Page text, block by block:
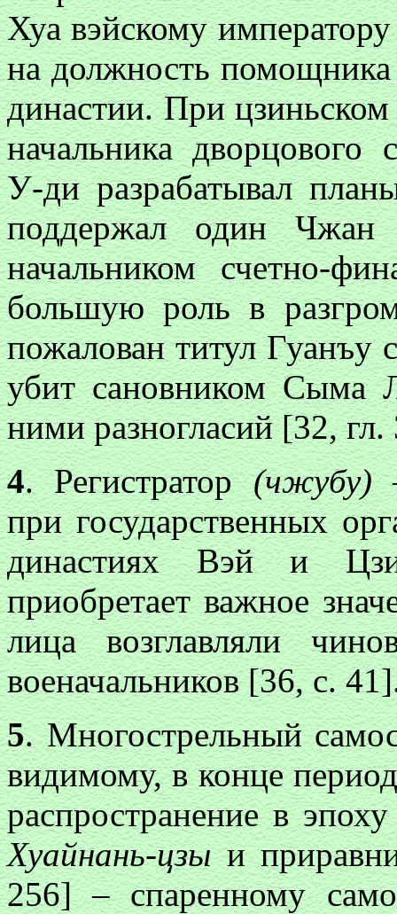
Хуа вэйскому
на должность помощника
династии. При
начальника дворцового
У-ди разрабатывал
поддержал один Чжан
начальником счетно-
большую роль в
пожалован титул Гуанъу
убит сановником Сыма
ними разногласий [32,
4. Регистратор(чжубу)
при государственных
династиях Вэй и
приобретает важное
лица возглавляли
военачальников [36, с.
5. Многострельный
видимому, в конце
распространение в
Хуайнань-цзыи
256] – спаренному